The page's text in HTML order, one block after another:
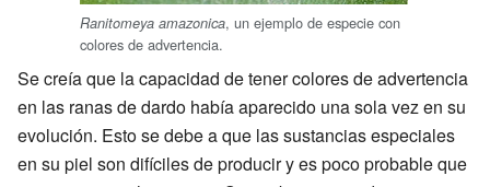
Ranitomeya amazonica, un ejemplo de especie con
colores de advertencia.
Se creía que la capacidad de tener colores de advertencia
en las ranas de dardo había aparecido una sola vez en su
evolución. Esto se debe a que las sustancias especiales
en su piel son difíciles de producir y es poco probable que